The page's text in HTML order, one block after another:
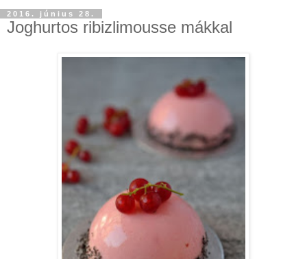
2016. június 28.
Joghurtos ribizlimousse mákkal